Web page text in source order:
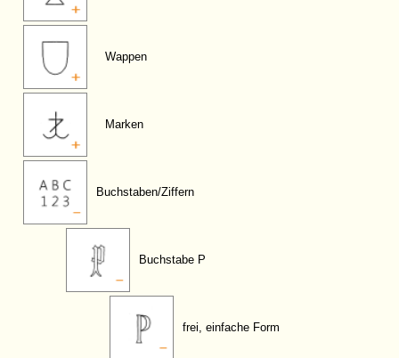
Wappen
Marken
Buchstaben/Ziffern
Buchstabe P
frei, einfache Form